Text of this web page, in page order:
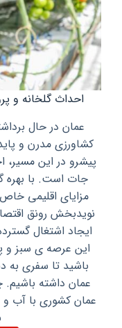
احداث گلخانه و
عمان در حال
کشاورزی مدرن و
پیشرو در این
جات است. با بهره
مزایای اقلیمی
نویدبخش رونق
ایجاد اشتغال
این عرصه ی سبز و
باشید تا سفری به
عمان داشته باشیم.
عمان کشوری با آب